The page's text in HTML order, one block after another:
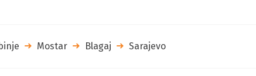
Mostar Blagaj Sarajevo